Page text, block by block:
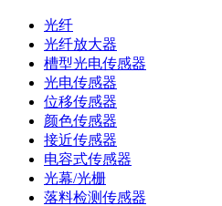
光纤
光纤放大器
槽型光电传感器
光电传感器
位移传感器
颜色传感器
接近传感器
电容式传感器
光幕/光栅
落料检测传感器